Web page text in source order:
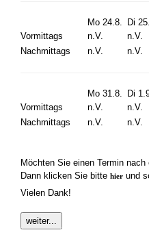
Mo 24.8. Di
Vormittags
n.V. n.V.
Nachmittags
n.V. n.V.
Mo 31.8. Di
Vormittags
n.V. n.V.
Nachmittags
n.V. n.V.
Möchten Sie einen Termin
Dann klicken Sie bitte hier und
Vielen Dank!